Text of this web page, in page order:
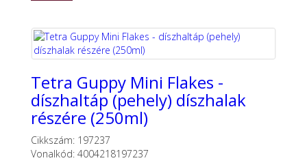
Tetra Guppy Mini Flakes -
díszhaltáp (pehely) díszhalak
részére (250ml)
Cikkszám: 197237
Vonalkód: 4004218197237